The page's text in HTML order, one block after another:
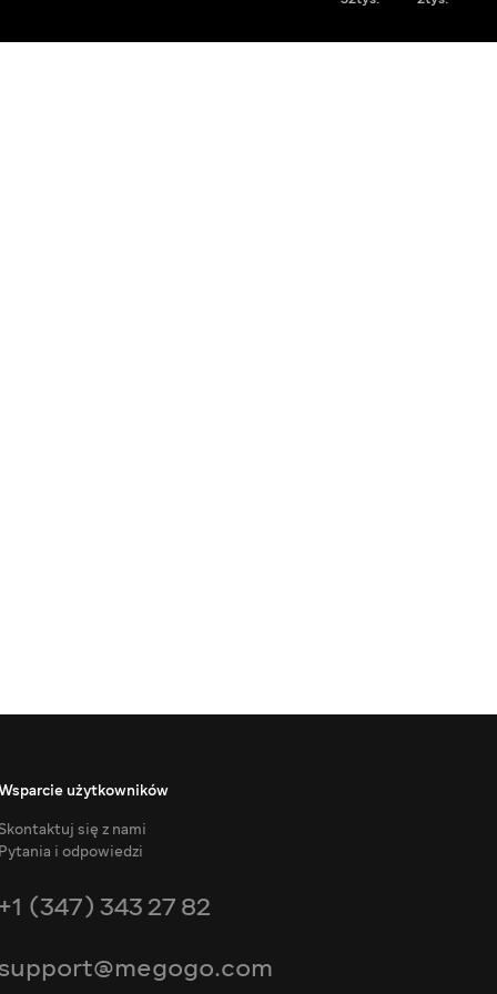
użytkowników
się z nami
Pytania i odpowiedzi
+1 (347) 343 27 82
support@megogo.com